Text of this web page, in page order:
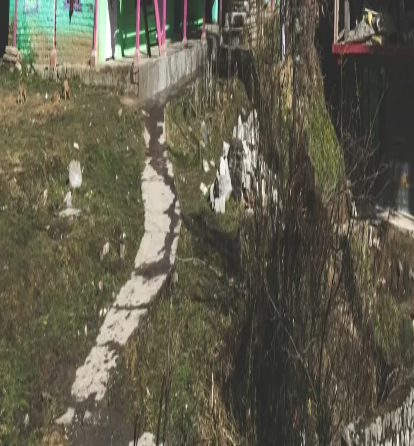
유럽
아시아
아프리카
중남미
북미
오세아니아
극지
99 different holidays
스타일
하이킹 & 트레킹
레일
애니멀
클래식
익스페디션
신발끈 정보
신발끈스토리
99 different holidays
슈캐스트
세계여행정보
여행공식
체력지수와 서비스레벨
가이드 운영 안내
여행지
스타일
신발끈 정보
문의전화
02-333-4151
상담시간평일 09:30 ~ 17:30 (주말·공휴일 휴무)
입금안내하나은행 298-910003-08304 신발끈